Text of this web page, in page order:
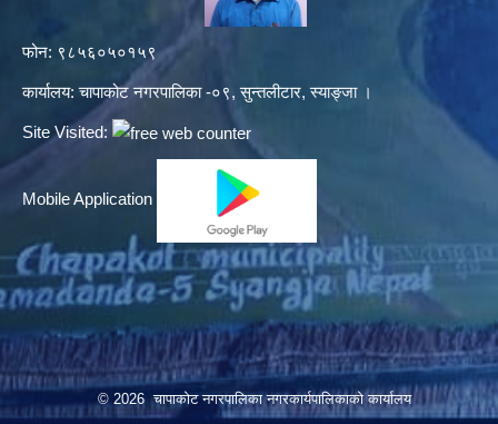
फोन: ९८५६०५०१५९
कार्यालय: चापाकोट नगरपालिका -०९, सुन्तलीटार, स्याङ्जा ।
Site Visited:
Mobile Application
© 2026 चापाकोट नगरपालिका नगरकार्यपालिकाको कार्यालय